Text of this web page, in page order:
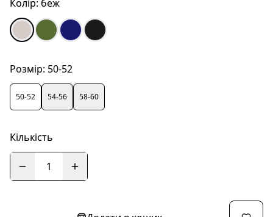
Колір: беж
Розмір: 50-52
50-52 54-56 58-60
Кількість
1